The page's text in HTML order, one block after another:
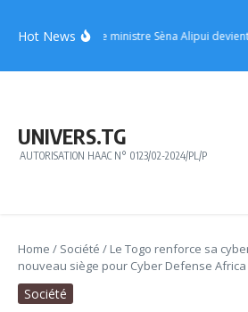
Hot NewsUFC : le ministre Sèna Alipui
UNIVERS.TG
AUTORISATION HAAC N° 0123/02-2024/PL/P
Home / Société / Le Togo renforce sa
nouveau siège pour Cyber Defense Africa
Société